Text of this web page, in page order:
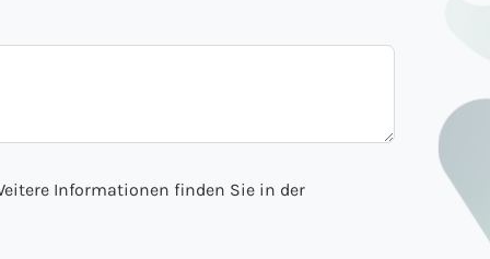
Informationen finden Sie in der